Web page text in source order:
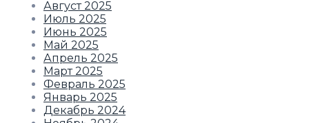
Август 2025
Июль 2025
Июнь 2025
Май 2025
Апрель 2025
Март 2025
Февраль 2025
Январь 2025
Декабрь 2024